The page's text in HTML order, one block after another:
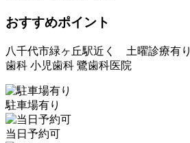
おすすめポイント
八千代市緑ヶ丘駅近く 土曜診療有り
歯科 小児歯科 鷺歯科医院
駐車場有り
当日予約可